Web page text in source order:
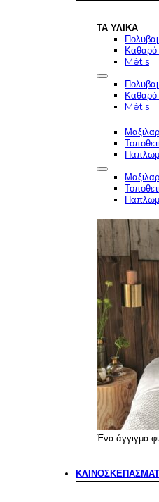
ΤΑ ΥΛΙΚΆ
Καθαρό
Métis
Καθαρό
Métis
Ένα άγγιγμα